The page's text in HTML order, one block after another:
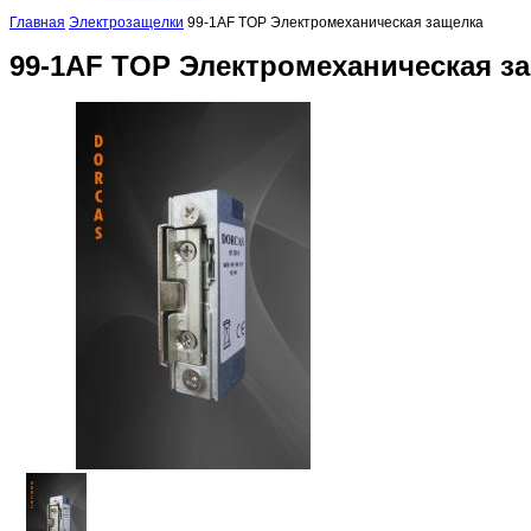
Главная Электрозащелки 99-1AF TOP Электромеханическая защелка
99-1AF TOP Электромеханическая